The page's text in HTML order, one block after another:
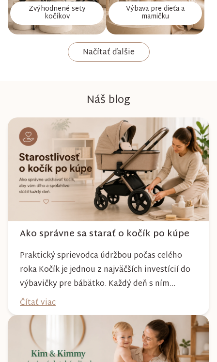
Zvýhodnené sety
kočíkov
Výbava pre dieťa a
mamičku
Načítať ďalšie
Náš blog
Ako správne sa starať o kočík po kúpe
Praktický sprievodca údržbou počas celého
roka Kočík je jednou z najväčších investícií do
výbavičky pre bábätko. Každý deň s ním
absolvujete prechádzky po meste, v parkoch,
na lesných chodníkoch aj počas nepriaznivého
počasia. Pravidelnou starostlivosťou si však
môžete byť istí, že vám bude spoľahlivo slúžiť
dlhé roky a zachová si svoj krásny vzhľ...
Čítať viac